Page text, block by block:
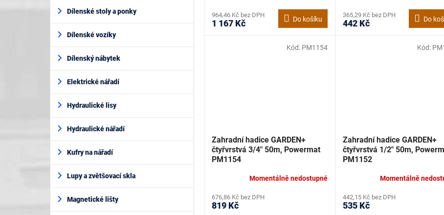
Dílenské stoly a ponky
Dílenské vozíky
Dílenský nábytek
Elektrické nářadí
Hydraulické lisy
Hydraulické nářadí
Kufry na nářadí
Lupy a zvětšovací skla
Magnetické lišty
964,46 Kč bez DPH
1 167 Kč Do košíku
365,29 Kč bez DPH
442 Kč Do
Zahradní hadice GARDEN+
čtyřvrstvá 3/4" 50m, Powermat
PM1154
Momentálně nedostupné
676,86 Kč bez DPH
819 Kč
Kód: PM1154
Zahradní hadice GARDEN+
čtyřvrstvá 1/2" 50m,
PM1152
Momentálně
442,15 Kč bez DPH
535 Kč
Kód: